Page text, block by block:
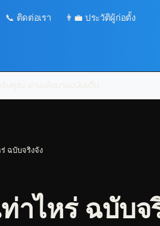
📞 ติดต่อเรา 👨‍💼 ประวัติผู้ก่อตั้ง
ฉบับจริงจัง
าไหร่ ฉบับจ